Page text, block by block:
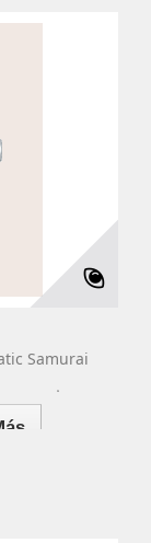
Samurai